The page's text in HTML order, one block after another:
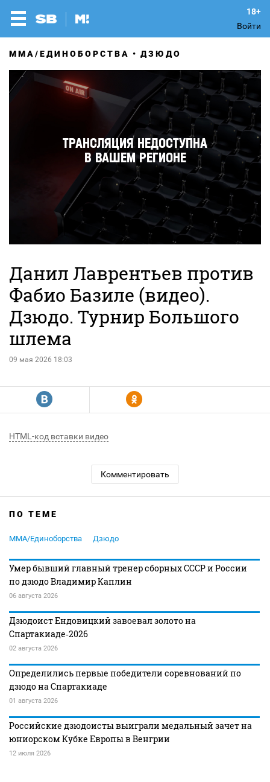
Войти
MMA/ЕДИНОБОРСТВА ДЗЮДО
Данил Лаврентьев против
Фабио Базиле (видео).
Дзюдо. Турнир Большого
шлема
09 мая 2026 18:03
R Y
HTML-код вставки видео
Комментировать
ПО ТЕМЕ
MMA/Единоборства Дзюдо
Умер бывший главный тренер сборных СССР и России
по дзюдо Владимир Каплин
06 августа 2026
Дзюдоист Ендовицкий завоевал золото на
Спартакиаде‑2026
02 августа 2026
Определились первые победители соревнований по
дзюдо на Спартакиаде
01 августа 2026
Российские дзюдоисты выиграли медальный зачет на
юниорском Кубке Европы в Венгрии
12 июля 2026